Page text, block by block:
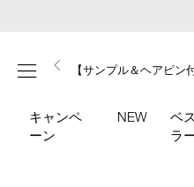
contentメニュー
【ミニパフプレゼント
レゼント
【はじめての購入はこ
ターターキット
【サンプル＆ヘアピン
【ギフトショッパープ
へのプレゼントに
【ポーチ＆ブラッシュ
キャンペ
ーン
NEW
ベ
ラ